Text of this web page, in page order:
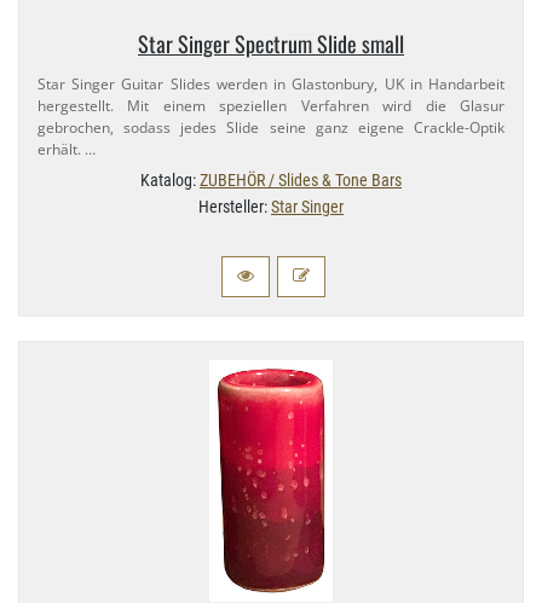
Star Singer Spectrum Slide small
Star Singer Guitar Slides werden in Glastonbury, UK in Handarbeit
hergestellt. Mit einem speziellen Verfahren wird die Glasur
gebrochen, sodass jedes Slide seine ganz eigene Crackle-​Optik
erhält. …
Katalog:ZUBEHÖR / Slides & Tone Bars
Hersteller:Star Singer